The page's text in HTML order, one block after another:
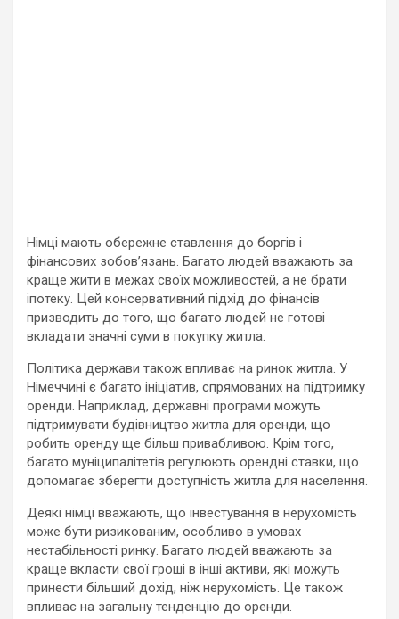
Німці мають обережне ставлення до боргів і
фінансових зобов’язань. Багато людей вважають за
краще жити в межах своїх можливостей, а не брати
іпотеку. Цей консервативний підхід до фінансів
призводить до того, що багато людей не готові
вкладати значні суми в покупку житла.
Політика держави також впливає на ринок житла. У
Німеччині є багато ініціатив, спрямованих на підтримку
оренди. Наприклад, державні програми можуть
підтримувати будівництво житла для оренди, що
робить оренду ще більш привабливою. Крім того,
багато муніципалітетів регулюють орендні ставки, що
допомагає зберегти доступність житла для населення.
Деякі німці вважають, що інвестування в нерухомість
може бути ризикованим, особливо в умовах
нестабільності ринку. Багато людей вважають за
краще вкласти свої гроші в інші активи, які можуть
принести більший дохід, ніж нерухомість. Це також
впливає на загальну тенденцію до оренди.